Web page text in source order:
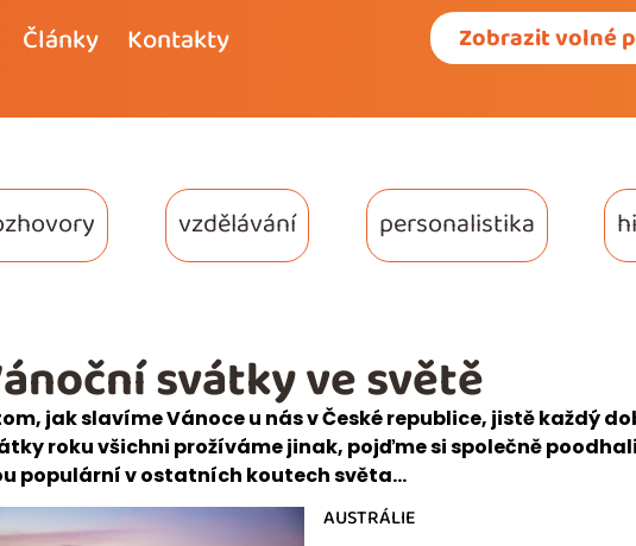
Články Kontakty Zobrazit volné
vzdělávání personalistika
jak slavíme Vánoce u nás v České republice, jistě každý
roku všichni prožíváme jinak, pojďme si společně
populární v ostatních koutech světa…
AUSTRÁLIE
svátky ve světě